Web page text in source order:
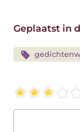
Geplaatst in